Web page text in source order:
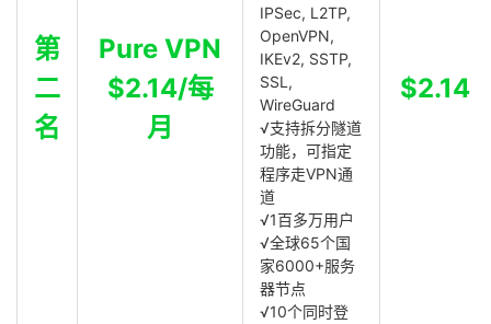
第
二
名
Pure VPN
$2.14/每
月
IPSec, L2TP,
OpenVPN,
IKEv2, SSTP,
SSL,
WireGuard
√支持拆分隧道
功能，可指定
程序走VPN通
道
√1百多万用户
√全球65个国
家6000+服务
器节点
√10个同时登
$2.14